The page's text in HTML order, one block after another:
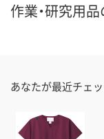
作業・研究用
あなたが最近チェ